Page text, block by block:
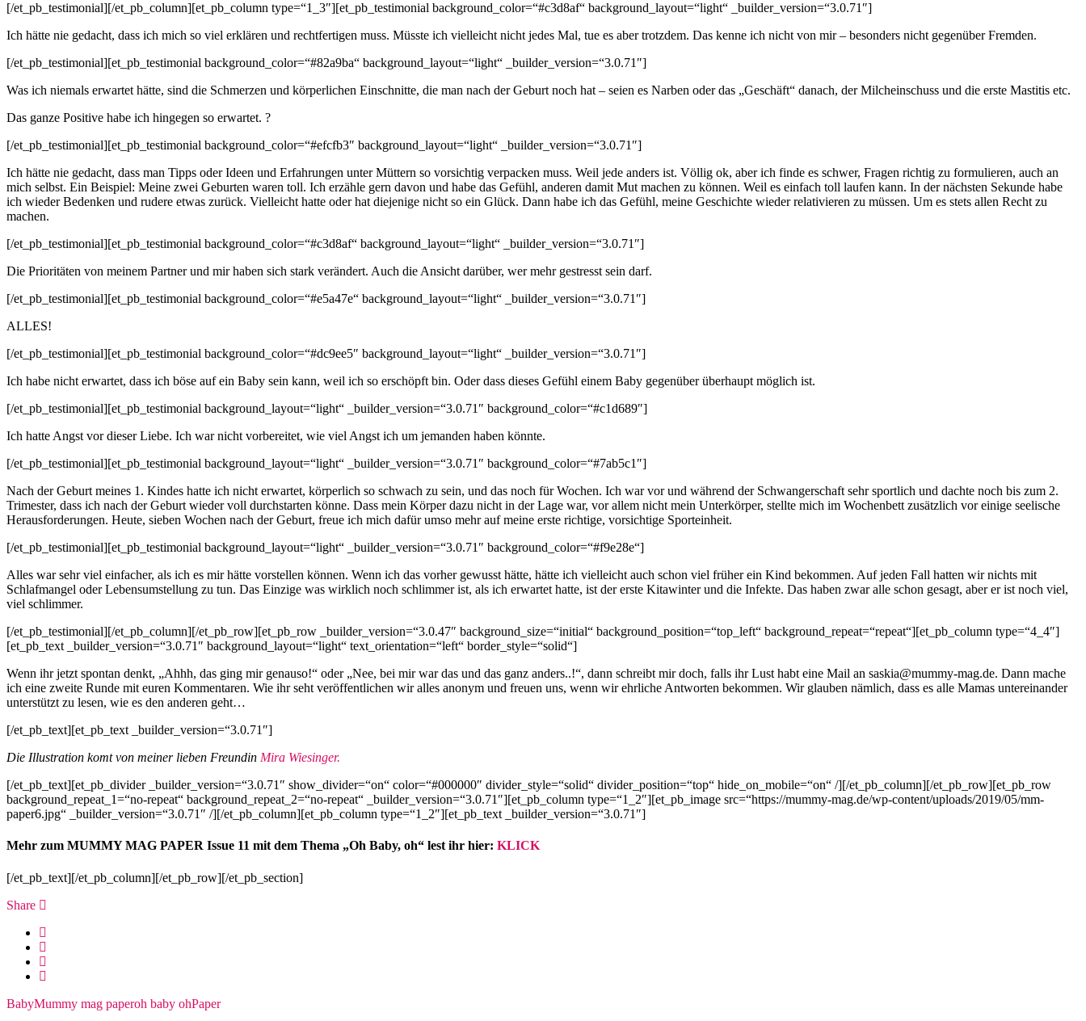
[/et_pb_testimonial][/et_pb_column][et_pb_column type=“1_3″][et_pb_testimonial background_color=“#c3d8af“ background_layout=“light“ _builder_version=“3.0.71″]
Ich hätte nie gedacht, dass ich mich so viel erklären und rechtfertigen muss. Müsste ich vielleicht nicht jedes Mal, tue es aber trotzdem. Das kenne ich nicht von mir – besonders nicht gegenüber Fremden.
[/et_pb_testimonial][et_pb_testimonial background_color=“#82a9ba“ background_layout=“light“ _builder_version=“3.0.71″]
Was ich niemals erwartet hätte, sind die Schmerzen und körperlichen Einschnitte, die man nach der Geburt noch hat – seien es Narben oder das „Geschäft“ danach, der Milcheinschuss und die erste Mastitis etc.
Das ganze Positive habe ich hingegen so erwartet. ?
[/et_pb_testimonial][et_pb_testimonial background_color=“#efcfb3″ background_layout=“light“ _builder_version=“3.0.71″]
Ich hätte nie gedacht, dass man Tipps oder Ideen und Erfahrungen unter Müttern so vorsichtig verpacken muss. Weil jede anders ist. Völlig ok, aber ich finde es schwer, Fragen richtig zu formulieren, auch an
mich selbst. Ein Beispiel: Meine zwei Geburten waren toll. Ich erzähle gern davon und habe das Gefühl, anderen damit Mut machen zu können. Weil es einfach toll laufen kann. In der nächsten Sekunde habe
ich wieder Bedenken und rudere etwas zurück. Vielleicht hatte oder hat diejenige nicht so ein Glück. Dann habe ich das Gefühl, meine Geschichte wieder relativieren zu müssen. Um es stets allen Recht zu
machen.
[/et_pb_testimonial][et_pb_testimonial background_color=“#c3d8af“ background_layout=“light“ _builder_version=“3.0.71″]
Die Prioritäten von meinem Partner und mir haben sich stark verändert. Auch die Ansicht darüber, wer mehr gestresst sein darf.
[/et_pb_testimonial][et_pb_testimonial background_color=“#e5a47e“ background_layout=“light“ _builder_version=“3.0.71″]
ALLES!
[/et_pb_testimonial][et_pb_testimonial background_color=“#dc9ee5″ background_layout=“light“ _builder_version=“3.0.71″]
Ich habe nicht erwartet, dass ich böse auf ein Baby sein kann, weil ich so erschöpft bin. Oder dass dieses Gefühl einem Baby gegenüber überhaupt möglich ist.
[/et_pb_testimonial][et_pb_testimonial background_layout=“light“ _builder_version=“3.0.71″ background_color=“#c1d689″]
Ich hatte Angst vor dieser Liebe. Ich war nicht vorbereitet, wie viel Angst ich um jemanden haben könnte.
[/et_pb_testimonial][et_pb_testimonial background_layout=“light“ _builder_version=“3.0.71″ background_color=“#7ab5c1″]
Nach der Geburt meines 1. Kindes hatte ich nicht erwartet, körperlich so schwach zu sein, und das noch für Wochen. Ich war vor und während der Schwangerschaft sehr sportlich und dachte noch bis zum 2.
Trimester, dass ich nach der Geburt wieder voll durchstarten könne. Dass mein Körper dazu nicht in der Lage war, vor allem nicht mein Unterkörper, stellte mich im Wochenbett zusätzlich vor einige seelische
Herausforderungen. Heute, sieben Wochen nach der Geburt, freue ich mich dafür umso mehr auf meine erste richtige, vorsichtige Sporteinheit.
[/et_pb_testimonial][et_pb_testimonial background_layout=“light“ _builder_version=“3.0.71″ background_color=“#f9e28e“]
Alles war sehr viel einfacher, als ich es mir hätte vorstellen können. Wenn ich das vorher gewusst hätte, hätte ich vielleicht auch schon viel früher ein Kind bekommen. Auf jeden Fall hatten wir nichts mit
Schlafmangel oder Lebensumstellung zu tun. Das Einzige was wirklich noch schlimmer ist, als ich erwartet hatte, ist der erste Kitawinter und die Infekte. Das haben zwar alle schon gesagt, aber er ist noch viel,
viel schlimmer.
[/et_pb_testimonial][/et_pb_column][/et_pb_row][et_pb_row _builder_version=“3.0.47″ background_size=“initial“ background_position=“top_left“ background_repeat=“repeat“][et_pb_column type=“4_4″]
[et_pb_text _builder_version=“3.0.71″ background_layout=“light“ text_orientation=“left“ border_style=“solid“]
Wenn ihr jetzt spontan denkt, „Ahhh, das ging mir genauso!“ oder „Nee, bei mir war das und das ganz anders..!“, dann schreibt mir doch, falls ihr Lust habt eine Mail an saskia@mummy-mag.de. Dann mache
ich eine zweite Runde mit euren Kommentaren. Wie ihr seht veröffentlichen wir alles anonym und freuen uns, wenn wir ehrliche Antworten bekommen. Wir glauben nämlich, dass es alle Mamas untereinander
unterstützt zu lesen, wie es den anderen geht…
[/et_pb_text][et_pb_text _builder_version=“3.0.71″]
Die Illustration komt von meiner lieben Freundin Mira Wiesinger.
[/et_pb_text][et_pb_divider _builder_version=“3.0.71″ show_divider=“on“ color=“#000000″ divider_style=“solid“ divider_position=“top“ hide_on_mobile=“on“ /][/et_pb_column][/et_pb_row][et_pb_row
background_repeat_1=“no-repeat“ background_repeat_2=“no-repeat“ _builder_version=“3.0.71″][et_pb_column type=“1_2″][et_pb_image src=“https://mummy-mag.de/wp-content/uploads/2019/05/mm-
paper6.jpg“ _builder_version=“3.0.71″ /][/et_pb_column][et_pb_column type=“1_2″][et_pb_text _builder_version=“3.0.71″]
Mehr zum MUMMY MAG PAPER Issue 11 mit dem Thema „Oh Baby, oh“ lest ihr hier: KLICK
[/et_pb_text][/et_pb_column][/et_pb_row][/et_pb_section]
Share
BabyMummy mag paperoh baby ohPaper